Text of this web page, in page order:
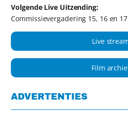
Volgende Live Uitzending:
Commissievergadering 15, 16 en
Live
Film
ADVERTENTIES